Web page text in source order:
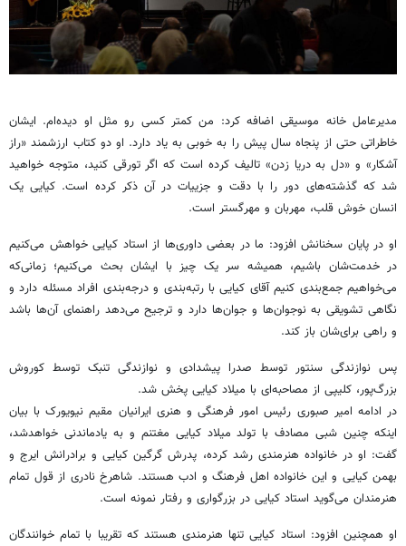
مدیرعامل خانه موسیقی اضافه کرد: من کمتر کسی رو مثل او دیده‌ام. ایشان
خاطراتی حتی از پنجاه سال پیش را به خوبی به یاد دارد. او دو کتاب ارزشمند «راز
آشکار» و «دل به دریا زدن» تالیف کرده است که اگر تورقی کنید، متوجه خواهید
شد که گذشته‌های دور را با دقت و جزییات در آن ذکر کرده است. کیایی یک
انسان خوش قلب، مهربان و مهرگستر است.
او در پایان سخنانش افزود: ما در بعضی داوری‌ها از استاد کیایی خواهش می‌کنیم
در خدمت‌شان باشیم، همیشه سر یک چیز با ایشان بحث می‌کنیم؛ زمانی‌که
می‌خواهیم جمع‌بندی کنیم آقای کیایی با رتبه‌بندی و درجه‌بندی افراد مسئله دارد و
نگاهی تشویقی به نوجوان‌ها و جوان‌ها دارد و ترجیح می‌دهد راهنمای آن‌ها باشد
و راهی برای‌شان باز کند.
پس نوازندگی سنتور توسط صدرا پیشدادی و نوازندگی تنبک توسط کوروش
بزرگ‌پور، کلیپی از مصاحبه‌ای با میلاد کیایی پخش شد.
در ادامه امیر صبوری رئیس امور فرهنگی و هنری ایرانیان مقیم نیویورک با بیان
اینکه چنین شبی مصادف با تولد میلاد کیایی مغتنم و به یادماندنی خواهدشد،
گفت: او در خانواده هنرمندی رشد کرده، پدرش گرگین کیایی و برادرانش ایرج و
بهمن کیایی و این خانواده اهل فرهنگ و ادب هستند. شاهرخ نادری از قول تمام
هنرمندان می‌گوید استاد کیایی در بزرگواری و رفتار نمونه است.
او همچنین افزود: استاد کیایی تنها هنرمندی هستند که تقریبا با تمام خوانندگان